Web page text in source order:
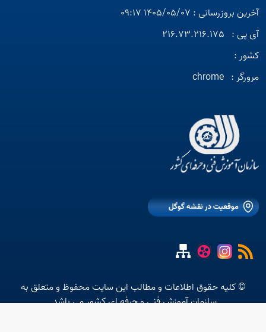
آخرین بروزرسانی : 1405/05/07 09:17
آی پی : 216.73.216.175
کشور :
مرورگر : chrome
موقعیت در نقشه گوگل
© کلیه حقوق اطلاعات و مطالب این سایت محفوظ و متعلق به
سازمان آموزش فنی و حرفه ای کشور می باشد.